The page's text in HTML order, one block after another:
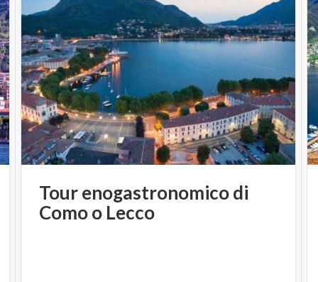
Tourenogastronomicodi
Comoo Lecco